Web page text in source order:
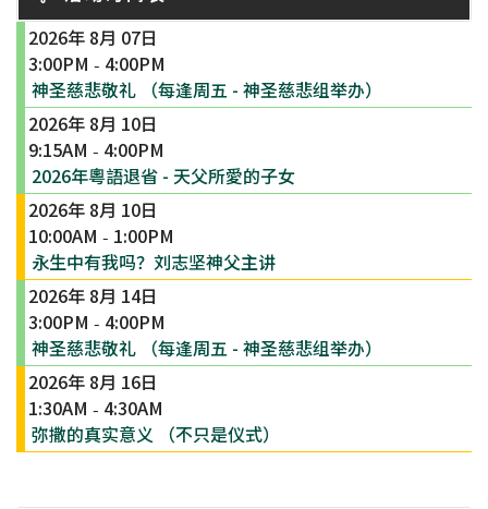
2026年 8月 07日
3:00PM - 4:00PM
神圣慈悲敬礼 （每逢周五 - 神圣慈悲组举办）
2026年 8月 10日
9:15AM - 4:00PM
2026年粵語退省 - 天父所愛的子女
2026年 8月 10日
10:00AM - 1:00PM
永生中有我吗？刘志坚神父主讲
2026年 8月 14日
3:00PM - 4:00PM
神圣慈悲敬礼 （每逢周五 - 神圣慈悲组举办）
2026年 8月 16日
1:30AM - 4:30AM
弥撒的真实意义 （不只是仪式）